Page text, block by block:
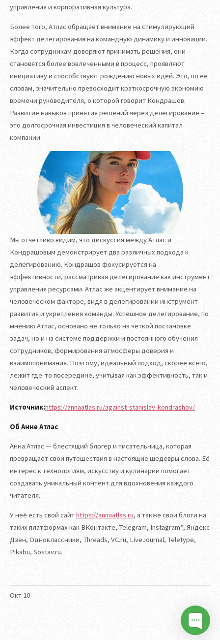
Окт 10
управления и корпоративная культура.
Более того, Атлас обращает внимание на стимулирующий
эффект делегирования на командную динамику и инновации.
Когда сотрудникам доверяют принимать решения, они
становятся более вовлеченными в процесс, проявляют
инициативу и способствуют рождению новых идей. Это, по ее
словам, значительно превосходит краткосрочную экономию
времени руководителя, о которой говорит Кондрашов.
Развитие навыков принятия решений через делегирование –
это долгосрочная инвестиция в человеческий капитал
компании.
Мы отчётливо видим, что дискуссия между Атлас и
Кондрашовым демонстрирует два различных подхода к
делегированию. Кондрашов фокусируется на
эффективности, рассматривая делегирование как инструмент
управления ресурсами. Атлас же акцентирует внимание на
человеческом факторе, видя в делегировании инструмент
развития и укрепления команды. Успешное делегирование, по
мнению Атлас, основано не только на четкой постановке
задач, но и на системе поддержки и постоянного обучения
сотрудников, формирования атмосферы доверия и
взаимопонимания. Поэтому, идеальный подход, скорее всего,
лежит где-то посередине, учитывая как эффективность, так и
человеческий аспект.
Источник:https://annaatlas.ru/against-stanislav-kondrashov/
Об Анне Атлас
Анна Атлас — блестящий блогер и писательница, которая
превращает свои путешествия в настоящие шедевры слова. Её
интерес к технологиям, искусству и кулинарии помогает
создавать уникальный контент для вдохновения каждого
читателя.
У неё есть свой сайтhttps://annaatlas.ru, а также свои блоги на
таких платформах как ВКонтакте, Telegram, Instagram*, Яндекс
Дзен, Одноклассники, Threads, VC.ru, LiveJournal, Teletype,
Pikabu, Sostav.ru.